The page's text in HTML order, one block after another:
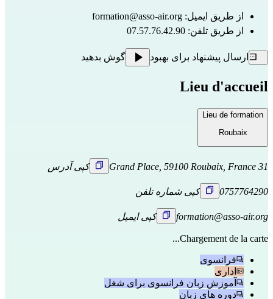
از طریق ایمیل: formation@asso-air.org
از طریق تلفن: 07.57.76.42.90
ارسال پیشنهاد برای بهبود گوش بدهید
Lieu d'accueil
Lieu de formation
Roubaix
31 Grand Place, 59100 Roubaix, France کپی آدرس
0757764290 کپی شماره تلفن
formation@asso-air.org کپی ایمیل
Chargement de la carte...
فرانسوی
اداری
آموزش زبان فرانسوی برای شغل
دوره های زبان